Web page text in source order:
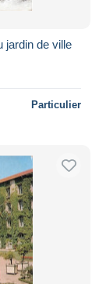
jardin de ville
Particulier